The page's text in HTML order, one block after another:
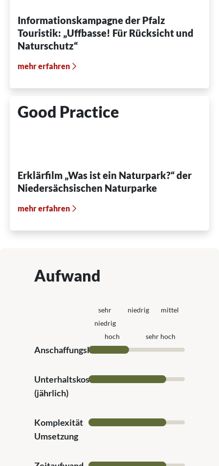
Informationskampagne der Pfalz
Touristik: „Uffbasse! Für Rücksicht und
Naturschutz“
mehr erfahren
Good Practice
Erklärfilm „Was ist ein Naturpark?“ der
Niedersächsischen Naturparke
mehr erfahren
Aufwand
sehr
niedrig
niedrig mittel
hoch sehr hoch
Anschaffungskosten
Unterhaltskosten
(jährlich)
Komplexität
Umsetzung